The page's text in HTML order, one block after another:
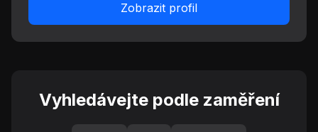
Zobrazit profil
Vyhledávejte podle zaměření